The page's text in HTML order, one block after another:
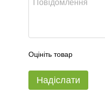
Оцініть товар
Надіслати